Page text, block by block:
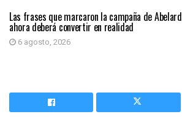
Las frases que marcaron la campaña de
ahora deberá convertir en realidad
6 agosto, 2026